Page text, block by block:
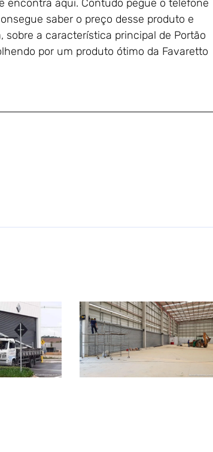
encontra aqui. Contudo pegue o telefone
saber o preço desse produto e
a característica principal de Portão
por um produto ótimo da Favaretto